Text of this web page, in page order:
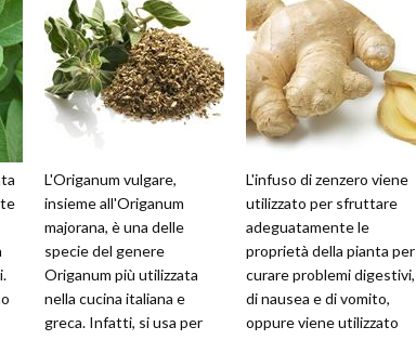
L'Origanum vulgare,
insieme all'Origanum
majorana, è una delle
specie del genere
Origanum più utilizzata
nella cucina italiana e
greca. Infatti, si usa per
L'infuso di zenzero viene
utilizzato per sfruttare
adeguatamente le
proprietà della pianta per
curare problemi digestivi,
di nausea e di vomito,
oppure viene utilizzato